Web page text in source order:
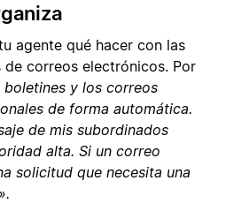
agente qué hacer con las
correos electrónicos. Por
boletines y los correos
de forma automática.
de mis subordinados
alta. Si un correo
solicitud que necesita una